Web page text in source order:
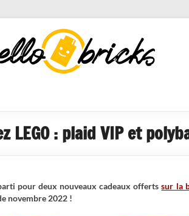
LEGO : plaid VIP et
pour deux nouveaux cadeaux offertssur la
novembre 2022 !